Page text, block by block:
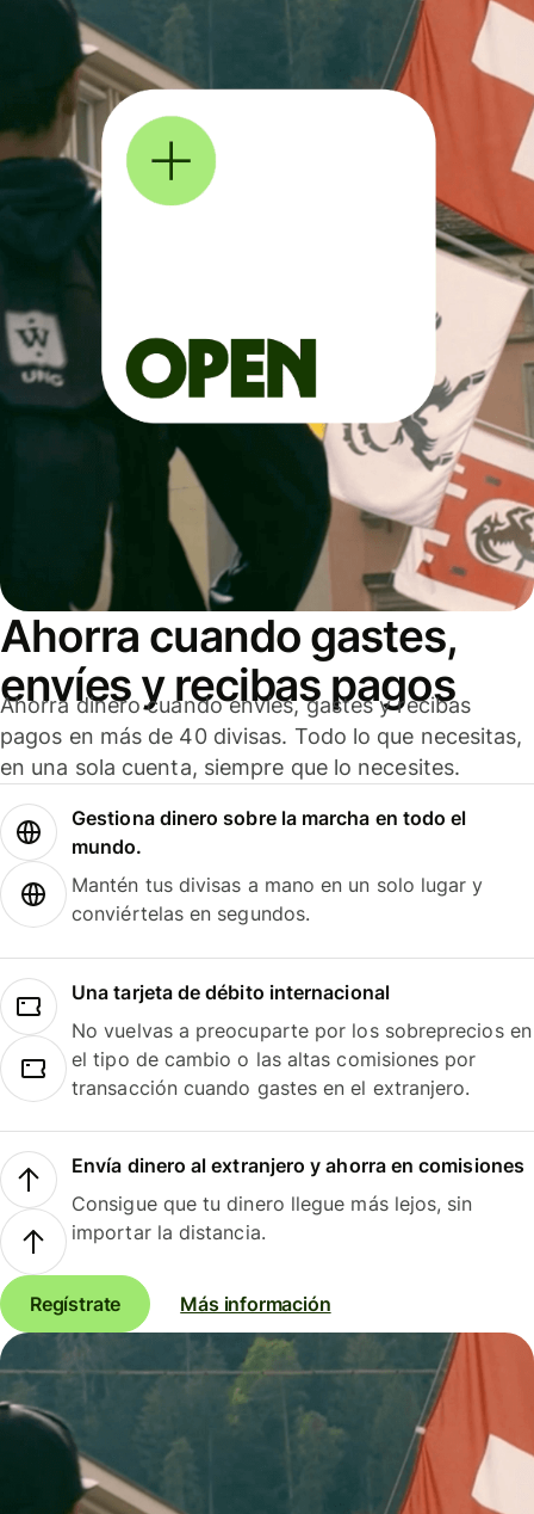
Ahorra cuando gastes,
envíes y recibas pagos
Ahorra dinero cuando envíes, gastes y recibas
pagos en más de 40 divisas. Todo lo que necesitas,
en una sola cuenta, siempre que lo necesites.
Gestiona dinero sobre la marcha en todo el
mundo.
Mantén tus divisas a mano en un solo lugar y
conviértelas en segundos.
Una tarjeta de débito internacional
No vuelvas a preocuparte por los sobreprecios en
el tipo de cambio o las altas comisiones por
transacción cuando gastes en el extranjero.
Envía dinero al extranjero y ahorra en comisiones
Consigue que tu dinero llegue más lejos, sin
importar la distancia.
Regístrate Más información